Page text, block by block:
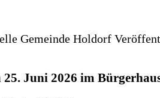
Gemeinde Holdorf
Juni 2026 im